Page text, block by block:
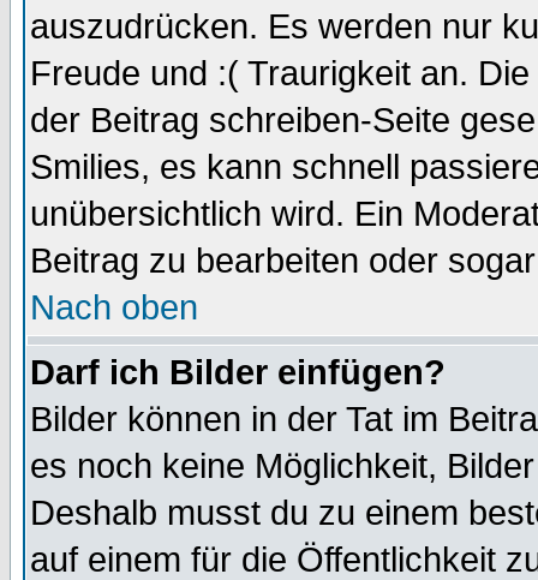
auszudrücken. Es werden nur
Freude und :( Traurigkeit an.
der Beitrag schreiben-Seite
Smilies, es kann schnell
unübersichtlich wird. Ein
Beitrag zu bearbeiten oder
Nach oben
Darf ich Bilder einfügen?
Bilder können in der Tat im
es noch keine Möglichkeit,
Deshalb musst du zu einem
auf einem für die Öffentlichkeit